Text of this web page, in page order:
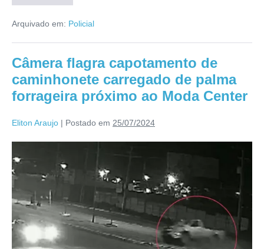
Arquivado em: Policial
Câmera flagra capotamento de
caminhonete carregado de palma
forrageira próximo ao Moda Center
Eliton Araujo | Postado em 25/07/2024